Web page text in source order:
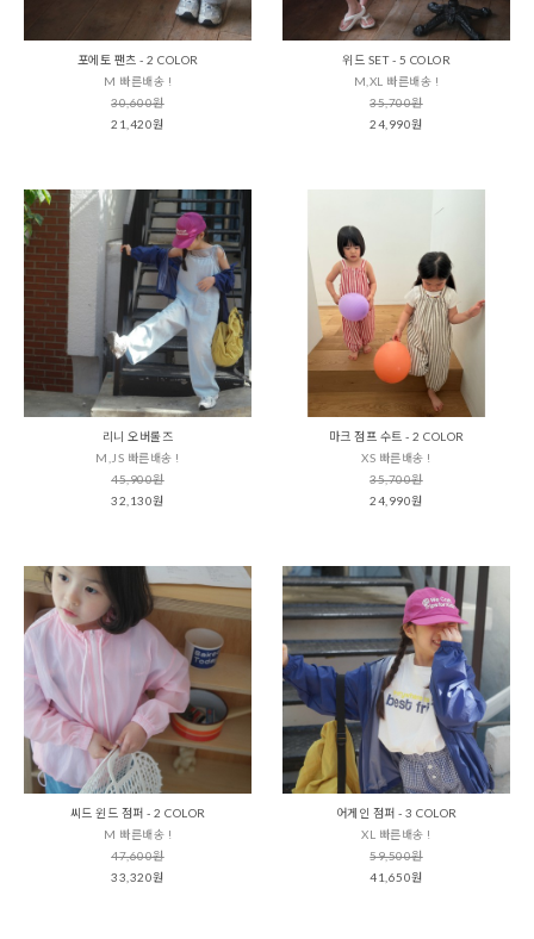
포에토 팬츠 - 2 COLOR
M 빠른배송 !
30,600원
21,420원
위드 SET - 5 COLOR
M,XL 빠른배송 !
35,700원
24,990원
리니 오버롤즈
M,JS 빠른배송 !
45,900원
32,130원
마크 점프 수트 - 2 COLOR
XS 빠른배송 !
35,700원
24,990원
씨드 윈드 점퍼 - 2 COLOR
M 빠른배송 !
47,600원
33,320원
어게인 점퍼 - 3 COLOR
XL 빠른배송 !
59,500원
41,650원